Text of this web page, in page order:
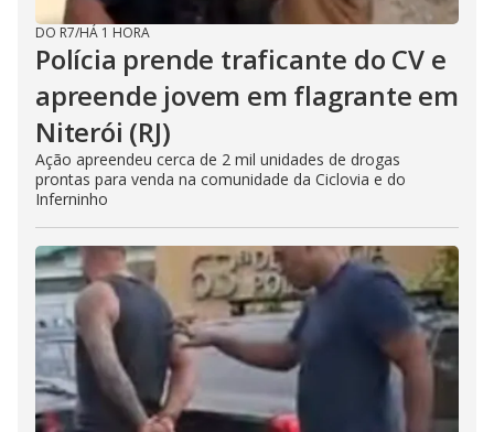
DO R7/HÁ 1 HORA
Polícia prende traficante do CV e
apreende jovem em flagrante em
Niterói (RJ)
Ação apreendeu cerca de 2 mil unidades de drogas
prontas para venda na comunidade da Ciclovia e do
Inferninho